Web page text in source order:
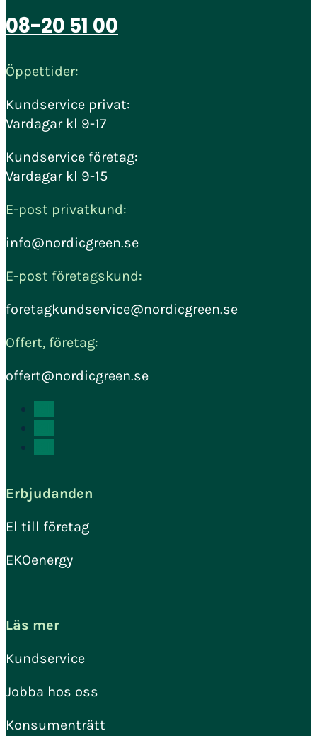
08-20 51 00
Öppettider:
Kundservice privat:
Vardagar kl 9-17
Kundservice företag:
Vardagar kl 9-15
E-post privatkund:
info@nordicgreen.se
E-post företagskund:
foretagkundservice@nordicgreen.se
Offert, företag:
offert@nordicgreen.se
Erbjudanden
El till företag
EKOenergy
Läs mer
Kundservice
Jobba hos oss
Konsumenträtt